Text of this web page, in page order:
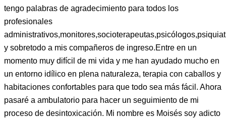
tengo palabras de agradecimiento para todos los
profesionales
y sobretodo a mis compañeros de ingreso.Entre en un
momento muy difícil de mi vida y me han ayudado mucho en
un entorno idílico en plena naturaleza, terapia con caballos y
habitaciones confortables para que todo sea más fácil. Ahora
pasaré a ambulatorio para hacer un seguimiento de mi
proceso de desintoxicación. Mi nombre es Moisés soy adicto